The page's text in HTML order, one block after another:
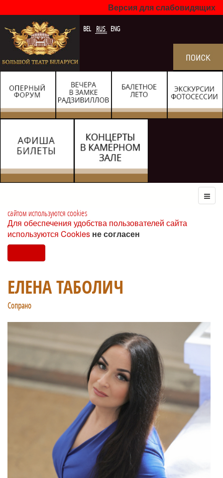
Версия для слабовидящих
BEL RUS ENG
сайтом используются cookies
Для обеспечения удобства пользователей сайта
используются Cookies не согласен
ЕЛЕНА ТАБОЛИЧ
Сопрано